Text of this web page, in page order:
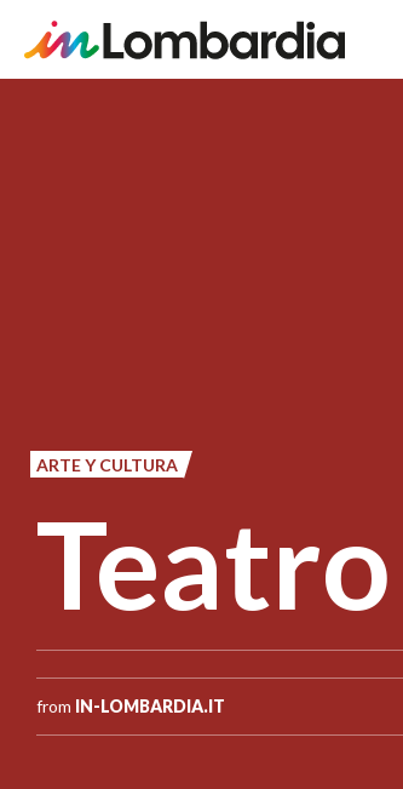
ARTE Y CULTURA
from IN-LOMBARDIA.IT